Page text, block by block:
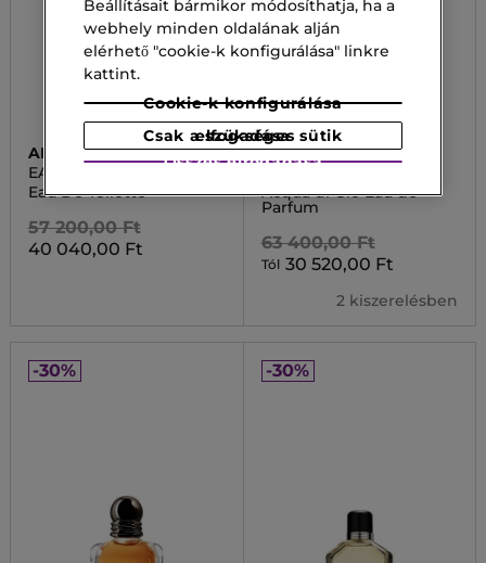
ARMANI
EAU DE CEDRE
Eau De Toilette
57 200,00 Ft
40 040,00 Ft
ARMANI
Acqua di Giò Eau de
Parfum
63 400,00 Ft
Tól 30 520,00 Ft
2 kiszerelésben
-30% -30%
Beállításait bármikor módosíthatja, ha a
webhely minden oldalának alján
elérhető "cookie-k konfigurálása" linkre
kattint.
Cookie-k konfigurálása
Csak a szükséges sütik elfogadása
Összes elfogadása